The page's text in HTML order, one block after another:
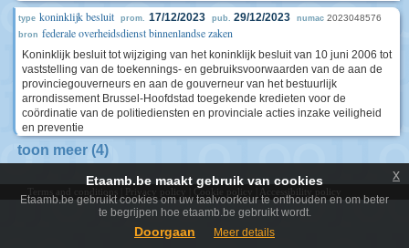
type koninklijk besluit prom. 17/12/2023 pub. 29/12/2023 numac 2023048576
bron federale overheidsdienst binnenlandse zaken
Koninklijk besluit tot wijziging van het koninklijk besluit van 10 juni 2006 tot
vaststelling van de toekennings- en gebruiksvoorwaarden van de aan de
provinciegouverneurs en aan de gouverneur van het bestuurlijk
arrondissement Brussel-Hoofdstad toegekende kredieten voor de
coördinatie van de politiediensten en provinciale acties inzake veiligheid
en preventie
toon meer (4)
Cookie policy
Etaamb.be maakt gebruik van cookies
Etaamb.be gebruikt cookies om uw taalvoorkeur te onthouden en om beter
te begrijpen hoe etaamb.be gebruikt wordt.
Doorgaan Meer details
x